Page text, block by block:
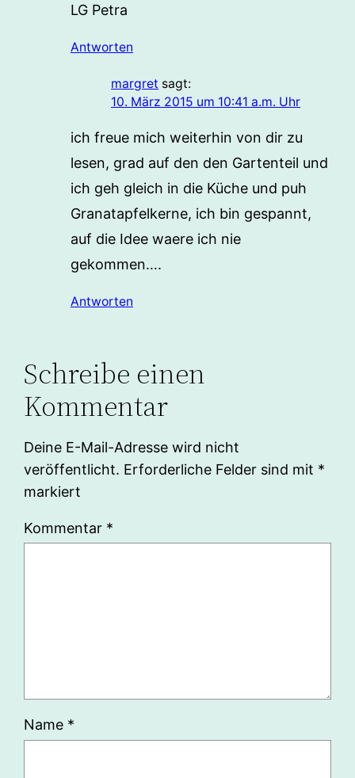
LG Petra
Antworten
margret sagt:
10. März 2015 um 10:41 a.m. Uhr
ich freue mich weiterhin von dir zu
lesen, grad auf den den Gartenteil und
ich geh gleich in die Küche und puh
Granatapfelkerne, ich bin gespannt,
auf die Idee waere ich nie
gekommen….
Antworten
Schreibe einen
Kommentar
Deine E-Mail-Adresse wird nicht
veröffentlicht. Erforderliche Felder sind mit *
markiert
Kommentar *
Name *